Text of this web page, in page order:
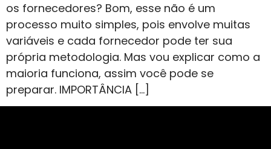
os fornecedores? Bom, esse não é um
processo muito simples, pois envolve muitas
variáveis e cada fornecedor pode ter sua
própria metodologia. Mas vou explicar como a
maioria funciona, assim você pode se
preparar. IMPORTÂNCIA […]